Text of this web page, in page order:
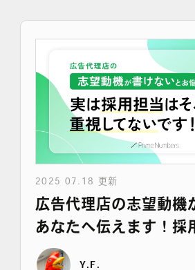
各種ご相談 資料ダ
セミナー申し込み
無料診断実施中
2025 07.18 更新
広告代理店の志望動機
あなたへ伝えます！採
こまで重視してません
Y.F.